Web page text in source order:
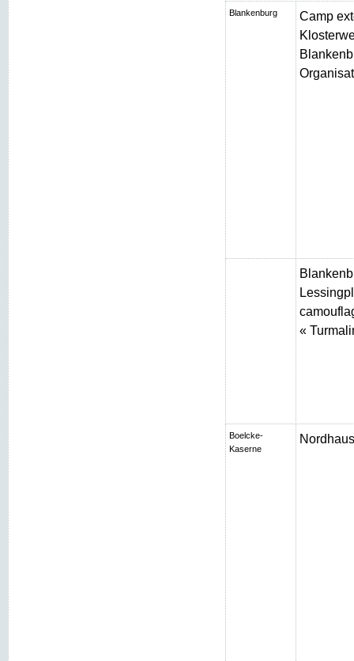
Blankenburg
Camp
«
Boelcke-
Kaserne